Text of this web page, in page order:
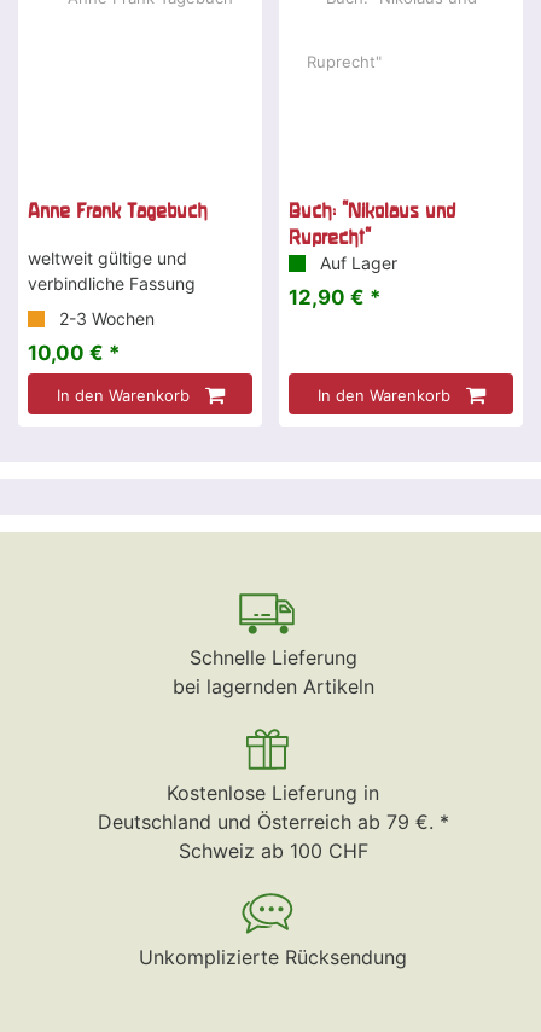
Anne Frank Tagebuch
weltweit gültige und
verbindliche Fassung
2-3 Wochen
10,00 € *
In den Warenkorb
Buch: "Nikolaus und
Ruprecht"
Auf Lager
12,90 € *
In den Warenkorb
Schnelle Lieferung
bei lagernden Artikeln
Kostenlose Lieferung in
Deutschland und Österreich ab 79 €. *
Schweiz ab 100 CHF
Unkomplizierte Rücksendung